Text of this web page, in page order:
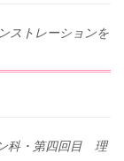
ストレーションを
科・第四回目 理